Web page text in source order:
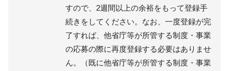
すので、2週間以上の余裕をもって登録手
続きをしてください。なお、一度登録が完
了すれば、他省庁等が所管する制度・事業
の応募の際に再度登録する必要はありませ
ん。（既に他省庁等が所管する制度・事業